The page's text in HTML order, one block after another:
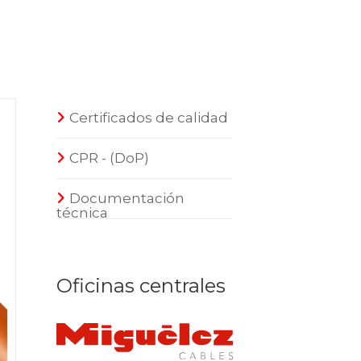
Certificados de calidad
CPR - (DoP)
Documentación
técnica
Oficinas centrales